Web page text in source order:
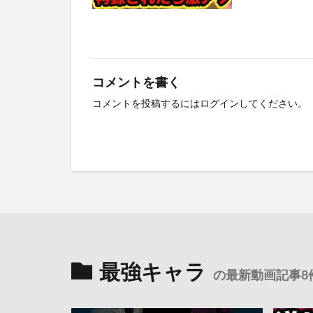
コメントを書く
コメントを投稿するにはログイン してください。
最強キャラ の最新動画記事8